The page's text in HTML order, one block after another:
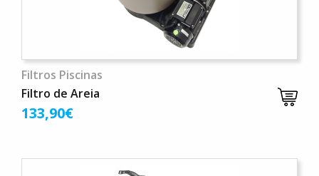
Filtros Piscinas
Filtro de Areia
133,90€